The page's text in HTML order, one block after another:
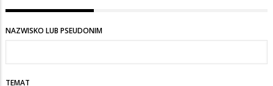
NAZWISKO LUB PSEUDONIM
TEMAT